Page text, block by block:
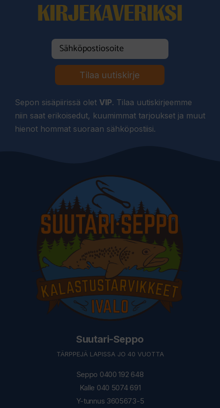
KIRJEKAVERIKSI
Tilaa uutiskirje
Sepon sisäpiirissä olet VIP. Tilaa uutiskirjeemme
niin saat erikoisedut, kuumimmat tarjoukset ja muut
hienot hommat suoraan sähköpostiisi.
Suutari-Seppo
TÄRPPEJÄ LAPISSA JO 40 VUOTTA
Seppo 0400 192 648
Kalle 040 5074 691
Y-tunnus 3605673-5